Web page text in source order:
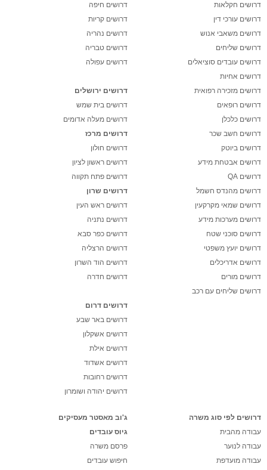
דרושים חקלאות
דרושים עורכי דין
דרושים משאבי אנוש
דרושים שליחים
דרושים עובדים סוציאלים
דרושים אחיות
דרושים מזכירה רפואית
דרושים רופאים
דרושים כלכלן
דרושים חשב שכר
דרושים ביוטק
דרושים אבטחת מידע
דרושים QA
דרושים מהנדס חשמל
דרושים שמאי מקרקעין
דרושים מערכות מידע
דרושים סוכני שטח
דרושים יועץ משפטי
דרושים אדריכלים
דרושים מורים
דרושים שליחים עם רכב
דרושים חיפה
דרושים קריות
דרושים נהריה
דרושים טבריה
דרושים עפולה
דרושים ירושלים
דרושים בית שמש
דרושים מעלה אדומים
דרושים מרכז
דרושים חולון
דרושים ראשון לציון
דרושים פתח תקווה
דרושים שרון
דרושים ראש העין
דרושים נתניה
דרושים כפר סבא
דרושים הרצליה
דרושים הוד השרון
דרושים חדרה
דרושים דרום
דרושים באר שבע
דרושים אשקלון
דרושים אילת
דרושים אשדוד
דרושים רחובות
דרושים יהודה ושומרון
דרושים לפי סוג משרה
עבודה מהבית
עבודה לנוער
עבודה מועדפת
ג'וב מאסטר מעסיקים
גיוס עובדים
פרסם משרה
חיפוש עובדים